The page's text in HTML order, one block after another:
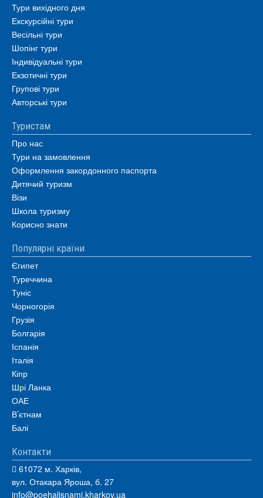
Тури вихідного дня
Екскурсійні тури
Весільні тури
Шопінг тури
Індивідуальні тури
Екзотичні тури
Групові тури
Авторські тури
Туристам
Про нас
Тури на замовлення
Оформлення закордонного паспорта
Дитячий туризм
Візи
Школа туризму
Корисно знати
Популярні країни
Єгипет
Туреччина
Туніс
Чорногорія
Грузія
Болгарія
Іспанія
Італія
Кіпр
Шрі Ланка
ОАЕ
В’єтнам
Балі
Контакти
61072 м. Харків,
вул. Отакара Яроша, б. 27
info@poehalisnami.kharkov.ua